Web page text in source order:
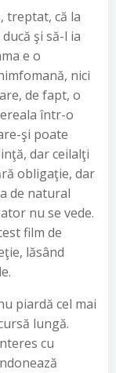
treptat, că la
şi să-l ia
e o
nici
de fapt, o
într-o
şi poate
dar ceilalţi
obligaţie, dar
de natural
nu se vede.
film de
lăsând
piardă cel mai
lungă.
cu